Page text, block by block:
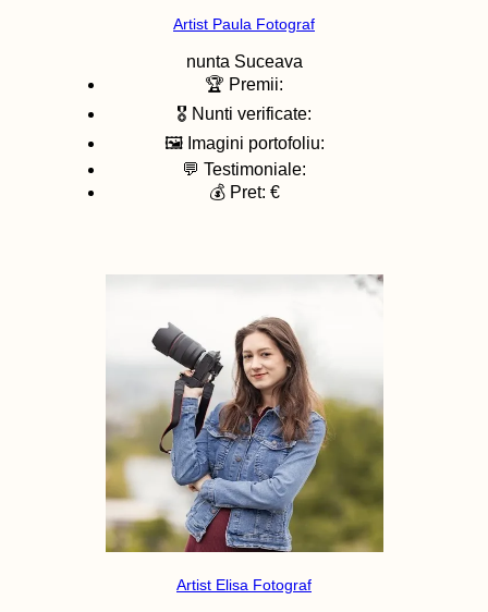
Artist Paula Fotograf
nunta Suceava
🏆 Premii:
🎖️ Nunti verificate:
🖼️ Imagini portofoliu:
💬 Testimoniale:
💰 Pret: €
Artist Elisa Fotograf